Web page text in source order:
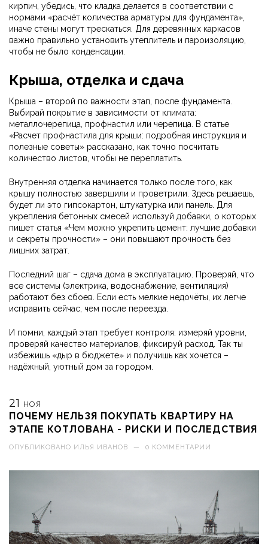
кирпич, убедись, что кладка делается в соответствии с
нормами «расчёт количества арматуры для фундамента»,
иначе стены могут трескаться. Для деревянных каркасов
важно правильно установить утеплитель и пароизоляцию,
чтобы не было конденсации.
Крыша, отделка и сдача
Крыша – второй по важности этап, после фундамента.
Выбирай покрытие в зависимости от климата:
металлочерепица, профнастил или черепица. В статье
«Расчет профнастила для крыши: подробная инструкция и
полезные советы» рассказано, как точно посчитать
количество листов, чтобы не переплатить.
Внутренняя отделка начинается только после того, как
крышу полностью завершили и проветрили. Здесь решаешь,
будет ли это гипсокартон, штукатурка или панель. Для
укрепления бетонных смесей используй добавки, о которых
пишет статья «Чем можно укрепить цемент: лучшие добавки
и секреты прочности» – они повышают прочность без
лишних затрат.
Последний шаг – сдача дома в эксплуатацию. Проверяй, что
все системы (электрика, водоснабжение, вентиляция)
работают без сбоев. Если есть мелкие недочёты, их легче
исправить сейчас, чем после переезда.
И помни, каждый этап требует контроля: измеряй уровни,
проверяй качество материалов, фиксируй расход. Так ты
избежишь «дыр в бюджете» и получишь как хочется –
надёжный, уютный дом за городом.
21 НОЯ
ПОЧЕМУ НЕЛЬЗЯ ПОКУПАТЬ КВАРТИРУ НА
ЭТАПЕ КОТЛОВАНА - РИСКИ И ПОСЛЕДСТВИЯ
ОПУБЛИКОВАНО ИЛЬЯ ИВАНОВ — 0 КОММЕНТАРИИ